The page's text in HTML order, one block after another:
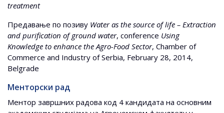
treatment
Предавање по позиву Water as the source of life – Extraction
and purification of ground water, conference Using
Knowledge to enhance the Agro-Food Sector, Chamber of
Commerce and Industry of Serbia, February 28, 2014,
Belgrade
Менторски рад
Ментор завршних радова код 4 кандидата на основним